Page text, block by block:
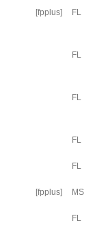
[fpplus] FL
FL
FL
FL
FL
[fpplus] MS
FL